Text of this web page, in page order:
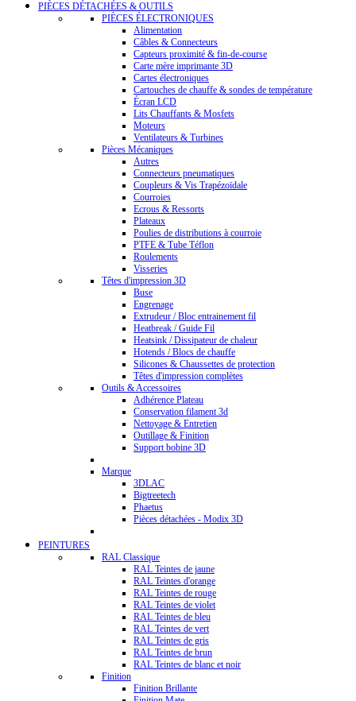
PIÈCES DÉTACHÉES & OUTILS
PIÈCES ÉLECTRONIQUES
Alimentation
Câbles & Connecteurs
Capteurs proximité & fin-de-course
Carte mère imprimante 3D
Cartes électroniques
Cartouches de chauffe & sondes de température
Écran LCD
Lits Chauffants & Mosfets
Moteurs
Ventilateurs & Turbines
Pièces Mécaniques
Autres
Connecteurs pneumatiques
Coupleurs & Vis Trapézoïdale
Courroies
Ecrous & Ressorts
Plateaux
Poulies de distributions à courroie
PTFE & Tube Téflon
Roulements
Visseries
Têtes d'impression 3D
Buse
Engrenage
Extrudeur / Bloc entrainement fil
Heatbreak / Guide Fil
Heatsink / Dissipateur de chaleur
Hotends / Blocs de chauffe
Silicones & Chaussettes de protection
Têtes d'impression complètes
Outils & Accessoires
Adhérence Plateau
Conservation filament 3d
Nettoyage & Entretien
Outillage & Finition
Support bobine 3D
Marque
3DLAC
Bigtreetech
Phaetus
Pièces détachées - Modix 3D
PEINTURES
RAL Classique
RAL Teintes de jaune
RAL Teintes d'orange
RAL Teintes de rouge
RAL Teintes de violet
RAL Teintes de bleu
RAL Teintes de vert
RAL Teintes de gris
RAL Teintes de brun
RAL Teintes de blanc et noir
Finition
Finition Brillante